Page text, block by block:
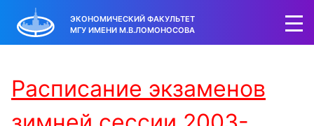
ЭКОНОМИЧЕСКИЙ ФАКУЛЬТЕТ
МГУ ИМЕНИ М.В.ЛОМОНОСОВА
Расписание экзаменов